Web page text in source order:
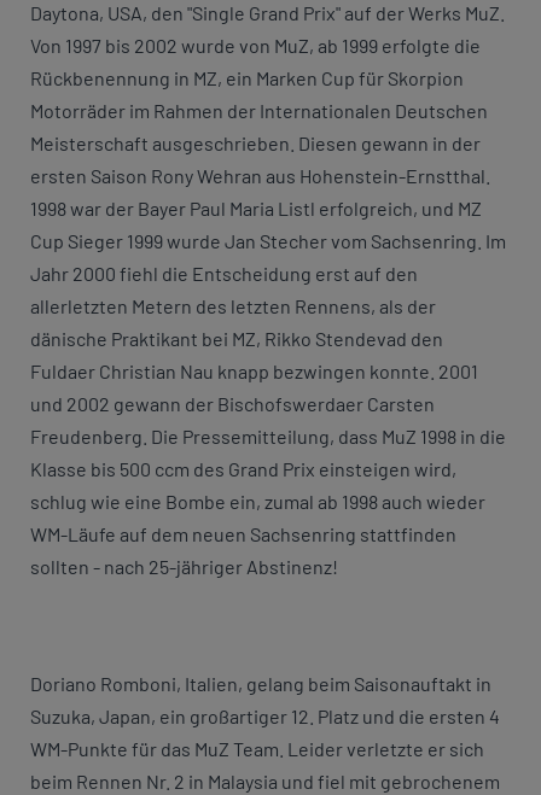
Daytona, USA, den "Single Grand Prix" auf der Werks MuZ.
Von 1997 bis 2002 wurde von MuZ, ab 1999 erfolgte die
Rückbenennung in MZ, ein Marken Cup für Skorpion
Motorräder im Rahmen der Internationalen Deutschen
Meisterschaft ausgeschrieben. Diesen gewann in der
ersten Saison Rony Wehran aus Hohenstein-Ernstthal.
1998 war der Bayer Paul Maria Listl erfolgreich, und MZ
Cup Sieger 1999 wurde Jan Stecher vom Sachsenring. Im
Jahr 2000 fiehl die Entscheidung erst auf den
allerletzten Metern des letzten Rennens, als der
dänische Praktikant bei MZ, Rikko Stendevad den
Fuldaer Christian Nau knapp bezwingen konnte. 2001
und 2002 gewann der Bischofswerdaer Carsten
Freudenberg. Die Pressemitteilung, dass MuZ 1998 in die
Klasse bis 500 ccm des Grand Prix einsteigen wird,
schlug wie eine Bombe ein, zumal ab 1998 auch wieder
WM-Läufe auf dem neuen Sachsenring stattfinden
sollten - nach 25-jähriger Abstinenz!
Doriano Romboni, Italien, gelang beim Saisonauftakt in
Suzuka, Japan, ein großartiger 12. Platz und die ersten 4
WM-Punkte für das MuZ Team. Leider verletzte er sich
beim Rennen Nr. 2 in Malaysia und fiel mit gebrochenem